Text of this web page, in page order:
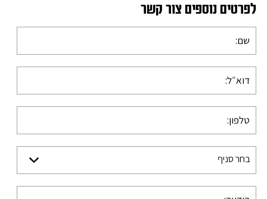
לפרטים נוספים צור קשר
בחר סניף